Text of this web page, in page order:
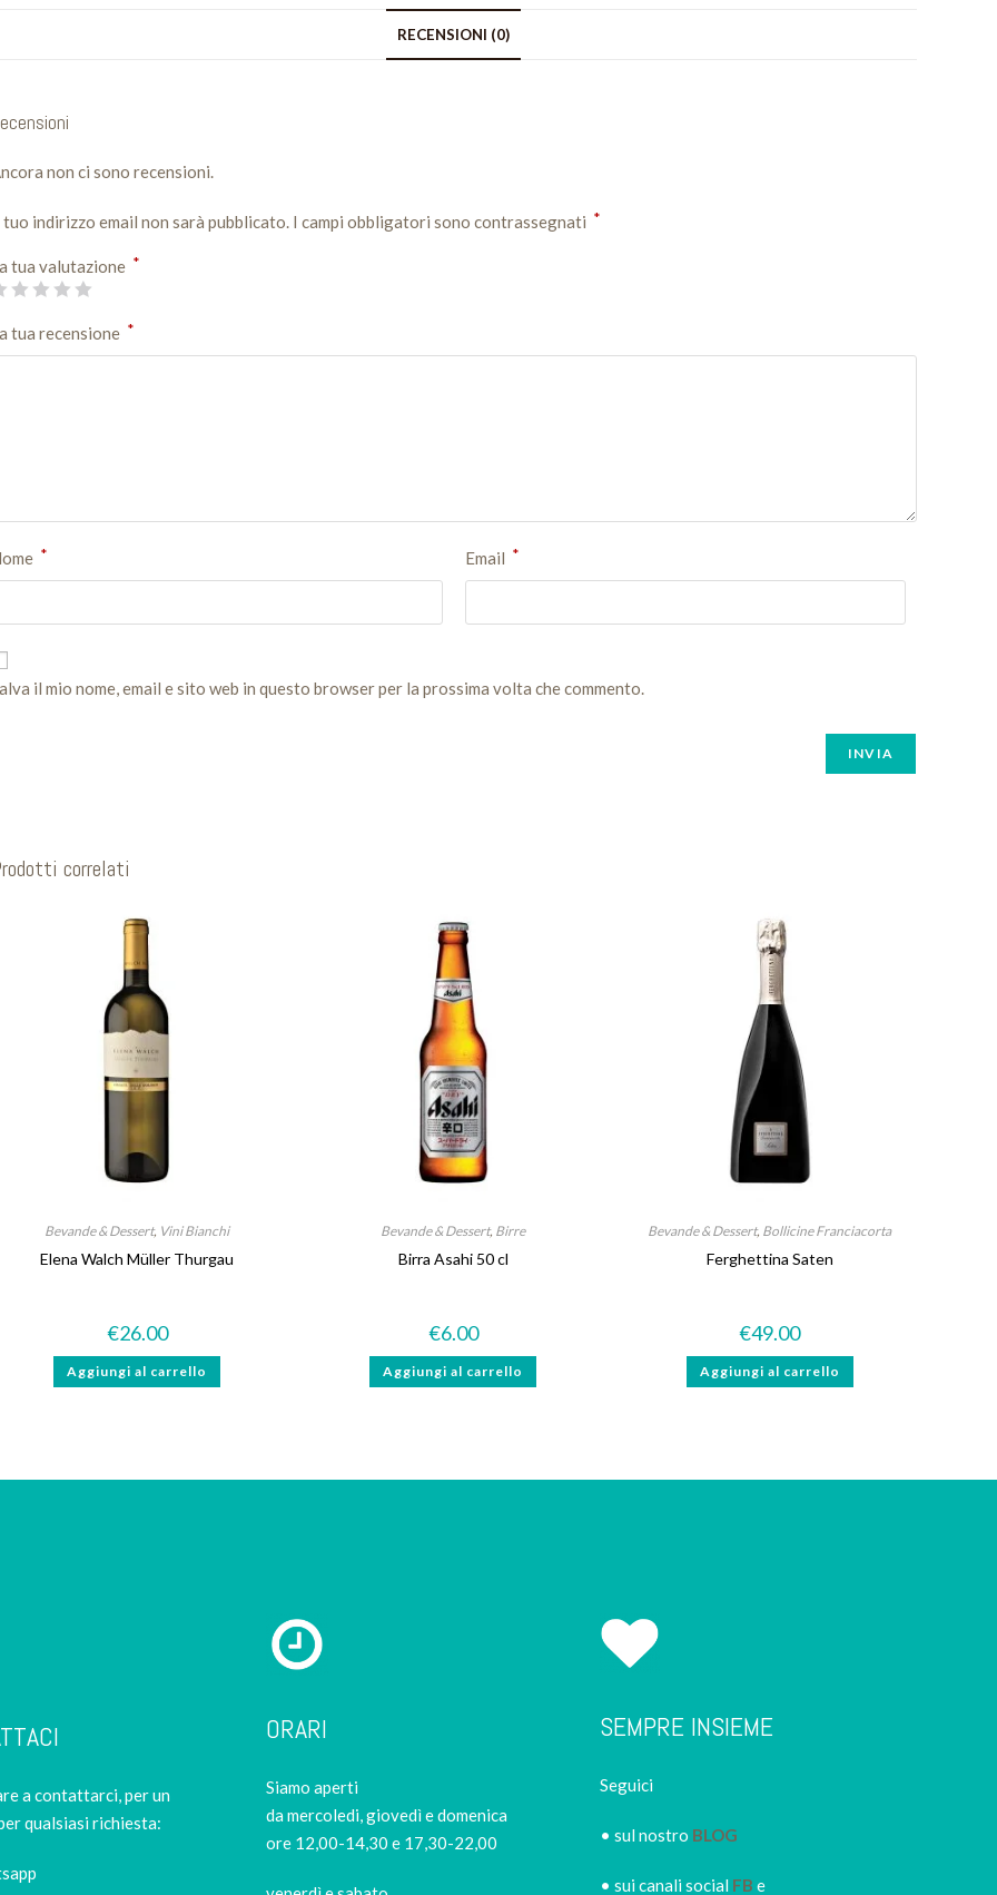
RECENSIONI (0)
non ci sono recensioni.
indirizzo email non sarà pubblicato. I campi obbligatori sono contrassegnati *
tua valutazione *
tua recensione *
* Email *
il mio nome, email e sito web in questo browser per la prossima volta che commento.
correlati
Bevande & Dessert, Vini Bianchi
Elena Walch Müller Thurgau
€26.00
Aggiungi al carrello
Bevande & Dessert, Birre
Birra Asahi 50 cl
€6.00
Aggiungi al carrello
Bevande & Dessert, Bollicine Franciacorta
Ferghettina Saten
€49.00
Aggiungi al carrello
a contattarci, per un
qualsiasi richiesta:
ORARI
Siamo aperti
da mercoledi, giovedì e domenica
ore 12,00-14,30 e 17,30-22,00
SEMPRE INSIEME
Seguici
• sul nostro BLOG
• sui canali social FB e